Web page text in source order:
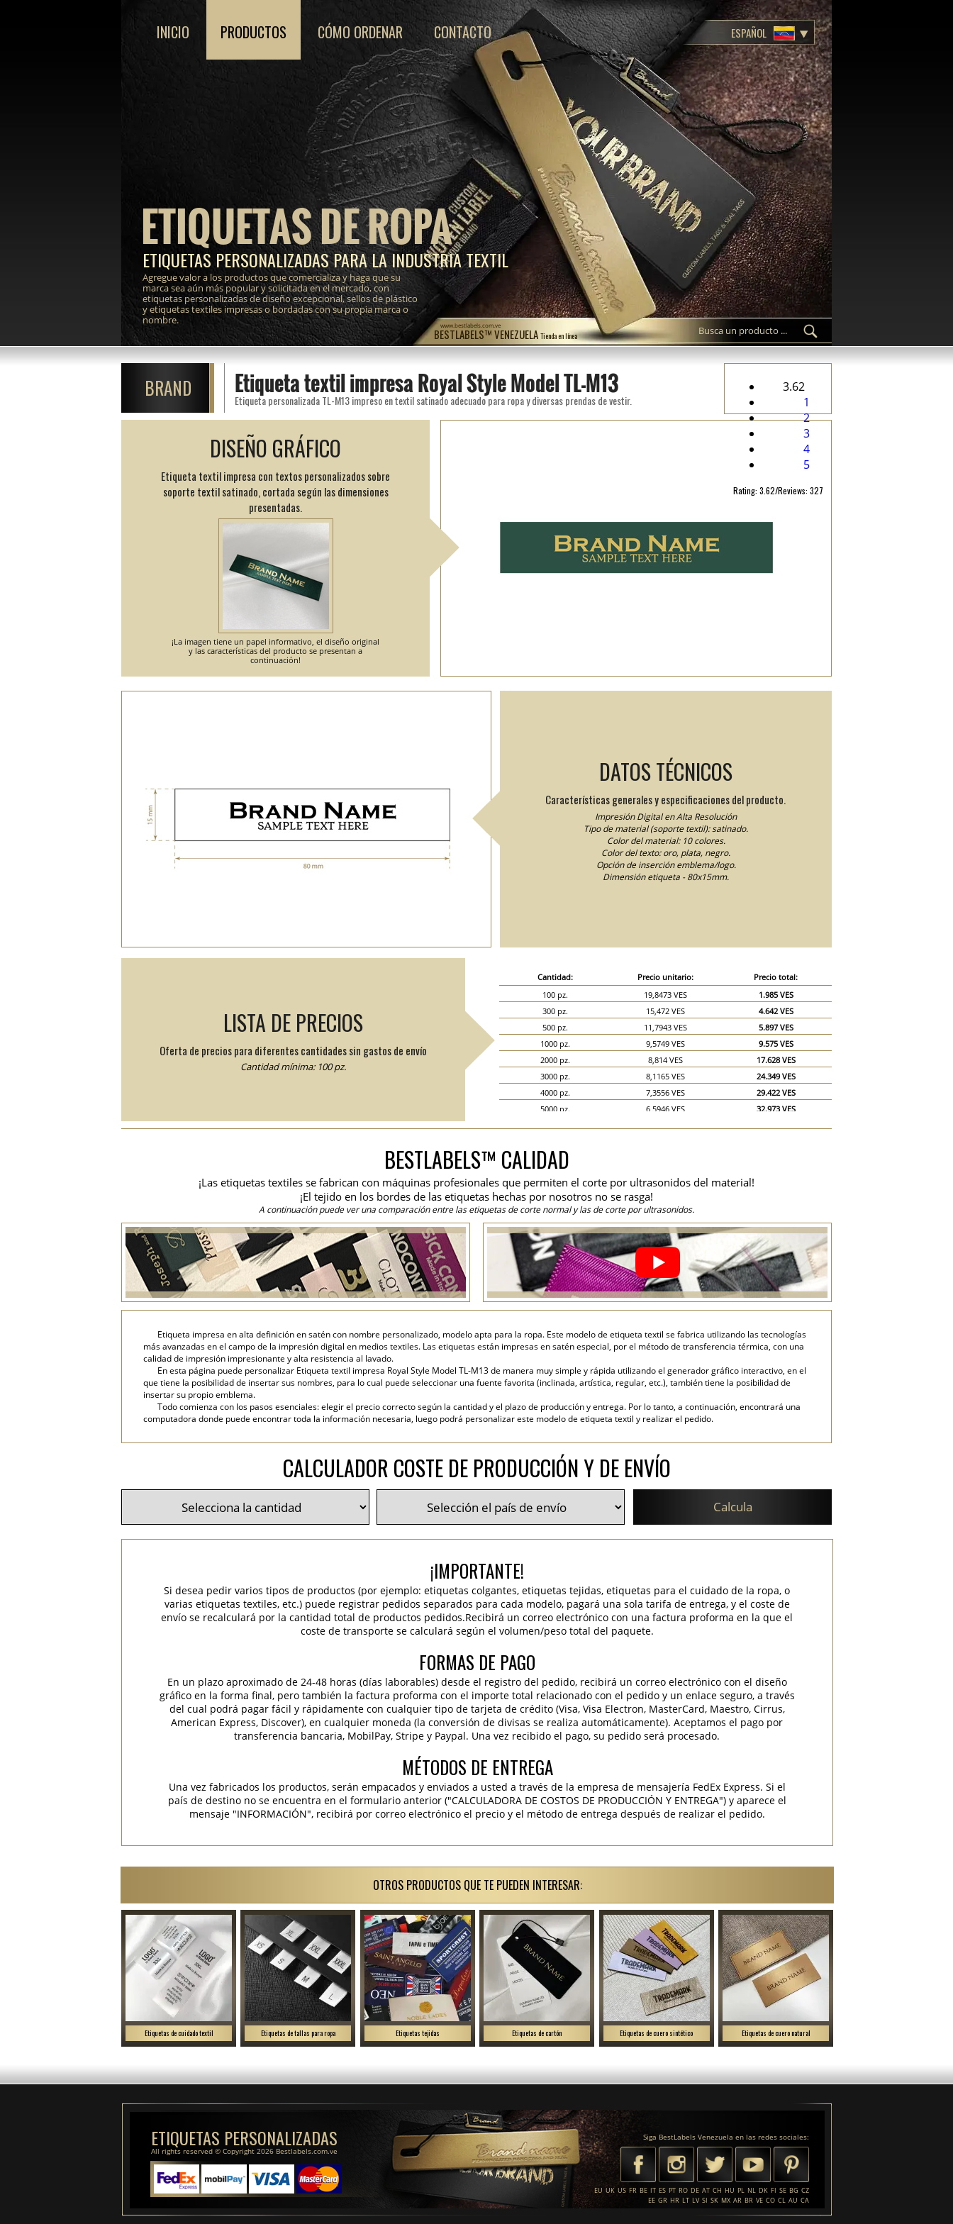
BESTLABELS™ VENEZUELA Tienda en línea
www.bestlabels.com.ve
ETIQUETAS DE ROPA
ETIQUETAS PERSONALIZADAS PARA LA INDUSTRIA TEXTIL
Agregue valor a los productos que comercializa y haga que su
marca sea aún más popular y solicitada en el mercado, con
etiquetas personalizadas de diseño excepcional, sellos de plástico
y etiquetas textiles impresas o bordadas con su propia marca o
nombre.
INICIO PRODUCTOS CÓMO ORDENAR CONTACTO ESPAÑOL
BRAND Etiqueta textil impresa Royal Style Model TL-M13
Etiqueta personalizada TL-M13 impreso en textil satinado adecuado para ropa y diversas prendas de vestir.
3.62
1
2
3
4
5
Rating: 3.62/Reviews: 327
DISEÑO GRÁFICO
Etiqueta textil impresa con textos personalizados sobre
soporte textil satinado, cortada según las dimensiones
presentadas.
¡La imagen tiene un papel informativo, el diseño original
y las características del producto se presentan a
continuación!
DATOS TÉCNICOS
Características generales y especificaciones del producto.
Impresión Digital en Alta Resolución
Tipo de material (soporte textil): satinado.
Color del material: 10 colores.
Color del texto: oro, plata, negro.
Opción de inserción emblema/logo.
Dimensión etiqueta - 80x15mm.
LISTA DE PRECIOS
Oferta de precios para diferentes cantidades sin gastos de envío
Cantidad mínima: 100 pz.
Cantidad: Precio unitario:
Precio total:
100 pz.
19,8473 VES
1.985 VES
300 pz.
15,472 VES
4.642 VES
500 pz.
11,7943 VES
5.897 VES
1000 pz.
9,5749 VES
9.575 VES
2000 pz.
8,814 VES
17.628 VES
3000 pz.
8,1165 VES
24.349 VES
4000 pz.
7,3556 VES
29.422 VES
5000 pz.
6,5946 VES
32.973 VES
8000 pz.
4,7558 VES
15000 pz.
4,4387 VES
20000 pz.
3,6778 VES 73.556 VES
BESTLABELS™ CALIDAD
¡Las etiquetas textiles se fabrican con máquinas profesionales que permiten el corte por ultrasonidos del material!
¡El tejido en los bordes de las etiquetas hechas por nosotros no se rasga!
A continuación puede ver una comparación entre las etiquetas de corte normal y las de corte por ultrasonidos.
Etiqueta impresa en alta definición en satén con nombre personalizado, modelo apta para la ropa. Este modelo de etiqueta textil se fabrica utilizando las tecnologías
más avanzadas en el campo de la impresión digital en medios textiles. Las etiquetas están impresas en satén especial, por el método de transferencia térmica, con una
calidad de impresión impresionante y alta resistencia al lavado.
En esta página puede personalizar Etiqueta textil impresa Royal Style Model TL-M13 de manera muy simple y rápida utilizando el generador gráfico interactivo, en el
que tiene la posibilidad de insertar sus nombres, para lo cual puede seleccionar una fuente favorita (inclinada, artística, regular, etc.), también tiene la posibilidad de
insertar su propio emblema.
Todo comienza con los pasos esenciales: elegir el precio correcto según la cantidad y el plazo de producción y entrega. Por lo tanto, a continuación, encontrará una
computadora donde puede encontrar toda la información necesaria, luego podrá personalizar este modelo de etiqueta textil y realizar el pedido.
CALCULADOR COSTE DE PRODUCCIÓN Y DE ENVÍO
Calcula
¡IMPORTANTE!
Si desea pedir varios tipos de productos (por ejemplo: etiquetas colgantes, etiquetas tejidas, etiquetas para el cuidado de la ropa, o
varias etiquetas textiles, etc.) puede registrar pedidos separados para cada modelo, pagará una sola tarifa de entrega, y el coste de
envío se recalculará por la cantidad total de productos pedidos.Recibirá un correo electrónico con una factura proforma en la que el
coste de transporte se calculará según el volumen/peso total del paquete.
FORMAS DE PAGO
En un plazo aproximado de 24-48 horas (días laborables) desde el registro del pedido, recibirá un correo electrónico con el diseño
gráfico en la forma final, pero también la factura proforma con el importe total relacionado con el pedido y un enlace seguro, a través
del cual podrá pagar fácil y rápidamente con cualquier tipo de tarjeta de crédito (Visa, Visa Electron, MasterCard, Maestro, Cirrus,
American Express, Discover), en cualquier moneda (la conversión de divisas se realiza automáticamente). Aceptamos el pago por
transferencia bancaria, MobilPay, Stripe y Paypal. Una vez recibido el pago, su pedido será procesado.
MÉTODOS DE ENTREGA
Una vez fabricados los productos, serán empacados y enviados a usted a través de la empresa de mensajería FedEx Express. Si el
país de destino no se encuentra en el formulario anterior ("CALCULADORA DE COSTOS DE PRODUCCIÓN Y ENTREGA") y aparece el
mensaje "INFORMACIÓN", recibirá por correo electrónico el precio y el método de entrega después de realizar el pedido.
OTROS PRODUCTOS QUE TE PUEDEN INTERESAR:
Etiquetas de cuidado textil Etiquetas de tallas para ropa Etiquetas tejidas Etiquetas de cartón Etiquetas de cuero sintético Etiquetas de cuero natural
ETIQUETAS PERSONALIZADAS
All rights reserved © Copyright 2026 Bestlabels.com.ve
Siga BestLabels Venezuela en las redes sociales:
EU UK US FR BE IT ES PT RO DE AT CH HU PL NL DK FI SE BG CZ
EE GR HR LT LV SI SK MX AR BR VE CO CL AU CA